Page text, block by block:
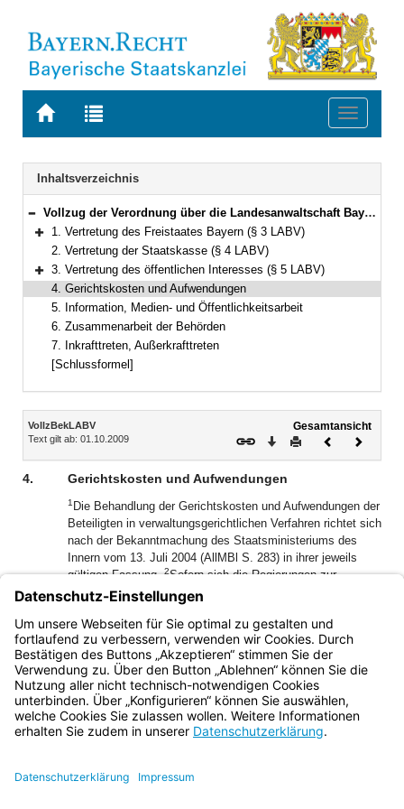
Zur
BAYERN.RECHT
Zur
letzten
Suche
Toggle
Navigation
Inhaltsverzeichnis
Bereich reduzieren
Vollzug der Verordnung über die Landesanwaltschaft Bayern
Bereich erweitern
1. Vertretung des Freistaates Bayern (§ 3 LABV)
2. Vertretung der Staatskasse (§ 4 LABV)
Bereich erweitern
3. Vertretung des öffentlichen Interesses (§ 5 LABV)
4. Gerichtskosten und Aufwendungen
5. Information, Medien- und Öffentlichkeitsarbeit
6. Zusammenarbeit der Behörden
7. Inkrafttreten, Außerkrafttreten
[Schlussformel]
Inhalt
VollzBekLABV
Text gilt ab: 01.10.2009
Gesamtansicht
Download
DruckenVorheriges
4. Gerichtskosten und Aufwendungen
1 Die Behandlung der Gerichtskosten und Aufwendungen der
Beteiligten in verwaltungsgerichtlichen Verfahren richtet sich
nach der Bekanntmachung des Staatsministeriums des
Innern vom 13. Juli 2004 (AllMBl S. 283) in ihrer jeweils
gültigen Fassung.2Sofern sich die Regierungen zur
Wahrung des öffentlichen Interesses an Verfahren
beteiligen, teilen sie entsprechend Nr. 2.2.1 Abs. 2 der
Bekanntmachung nach Abschluss des Verfahrens der
Einziehungsbehörde unverzüglich ihre Aufwendungen mit.
Bayern.de
BayernPortal
Impressum